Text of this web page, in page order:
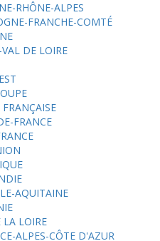
RHÔNE-ALPES
FRANCHE-COMTÉ
DE LOIRE
FRANCE
AQUITAINE
LA LOIRE
ALPES-CÔTE D'AZUR